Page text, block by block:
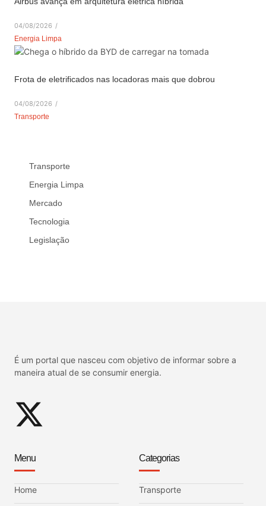
04/08/2026 /
Energia Limpa
Frota de eletrificados nas locadoras mais que dobrou
04/08/2026 /
Transporte
Transporte
Energia Limpa
Mercado
Tecnologia
Legislação
É um portal que nasceu com objetivo de informar sobre a
maneira atual de se consumir energia.
Menu
Home
Categorias
Transporte